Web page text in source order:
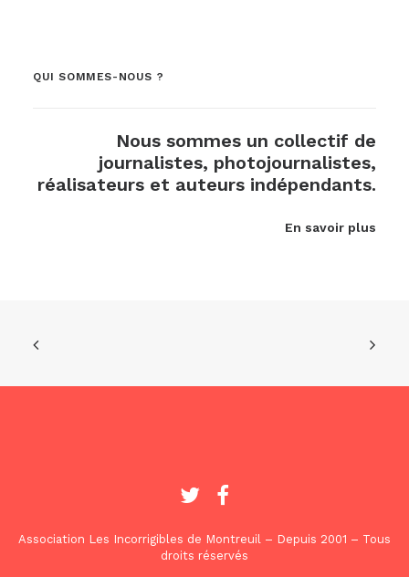
QUI SOMMES-NOUS ?
Nous sommes un collectif de
journalistes, photojournalistes,
réalisateurs et auteurs indépendants.
En savoir plus
Association Les Incorrigibles de Montreuil – Depuis 2001 – Tous
droits réservés